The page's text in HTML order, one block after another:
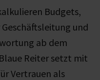
Budgets,
und
ab dem
Reiter setzt mit
Vertrauen als